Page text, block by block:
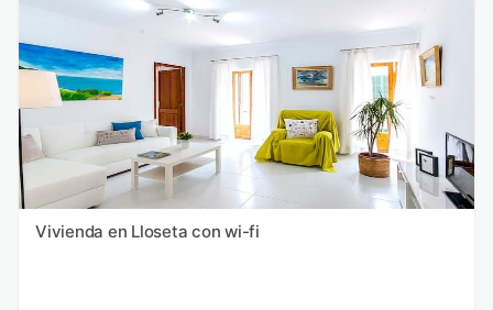
Vivienda en Lloseta con wi-fi